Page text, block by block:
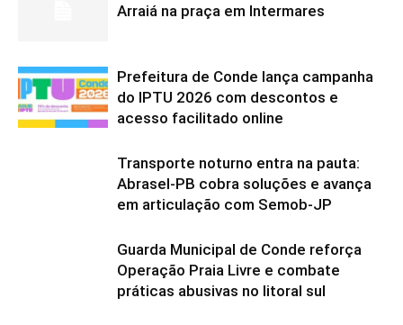
Arraiá na praça em Intermares
Prefeitura de Conde lança campanha
do IPTU 2026 com descontos e
acesso facilitado online
Transporte noturno entra na pauta:
Abrasel-PB cobra soluções e avança
em articulação com Semob-JP
Guarda Municipal de Conde reforça
Operação Praia Livre e combate
práticas abusivas no litoral sul